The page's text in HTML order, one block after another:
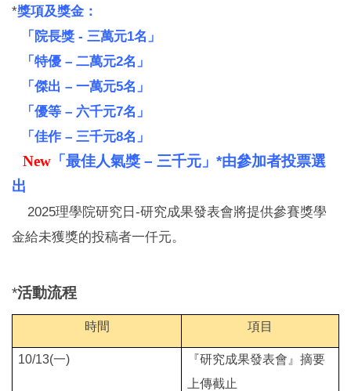
*獎項及獎金：
「院長獎 - 三萬元1名」
「特優 – 二萬元2名」
「傑出 – 一萬元5名」
「優等 – 六千元7名」
「佳作 – 三千元8名」
New 「最佳人氣獎 – 三千元」*由參加者投票選
出
2025理學院研究日-研究成果發表會將提供參賽獎學
金給未獲獎的投稿者一仟元。
*活動流程
時間 項目
10/13(一)
『研究成果發表會』摘要
上傳截止